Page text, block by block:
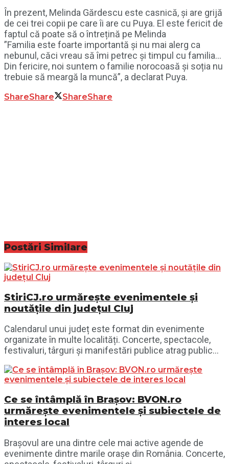
În prezent, Melinda Gărdescu este casnică, și are grijă
de cei trei copii pe care îi are cu Puya. El este fericit de
faptul că poate să o întrețină pe Melinda
”Familia este foarte importantă și nu mai alerg ca
nebunul, căci vreau să îmi petrec și timpul cu familia…
Din fericire, noi suntem o familie norocoasă și soția nu
trebuie să meargă la muncă”, a declarat Puya.
ShareShare ShareShare
Postări Similare
StiriCJ.ro urmărește evenimentele și
noutățile din județul Cluj
Calendarul unui județ este format din evenimente
organizate în multe localități. Concerte, spectacole,
festivaluri, târguri și manifestări publice atrag public...
Ce se întâmplă în Brașov: BVON.ro
urmărește evenimentele și subiectele de
interes local
Brașovul are una dintre cele mai active agende de
evenimente dintre marile orașe din România. Concerte,